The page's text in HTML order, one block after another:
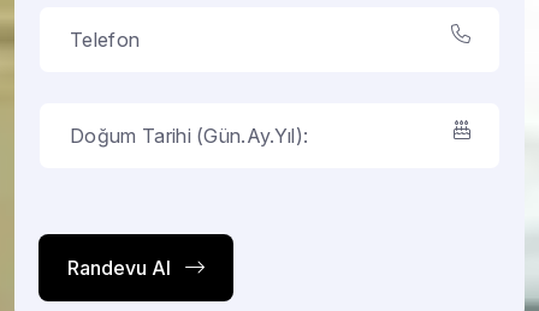
Randevu Al